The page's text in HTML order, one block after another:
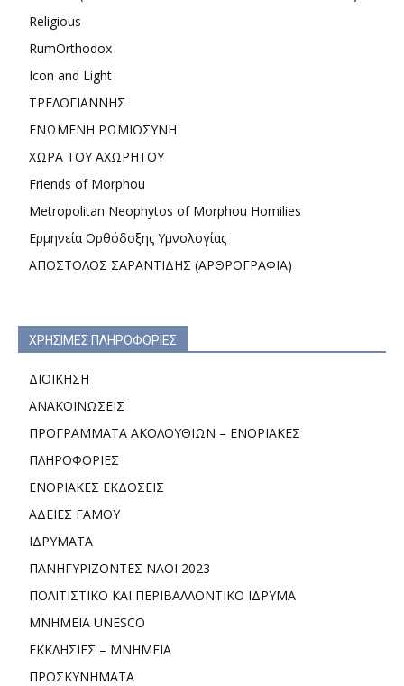
Religious
RumOrthodox
Icon and Light
ΤΡΕΛΟΓΙΑΝΝΗΣ
ΕΝΩΜΕΝΗ ΡΩΜΙΟΣΥΝΗ
ΧΩΡΑ ΤΟΥ ΑΧΩΡΗΤΟΥ
Friends of Morphou
Metropolitan Neophytos of Morphou Homilies
Ερμηνεία Ορθόδοξης Υμνολογίας
ΑΠΟΣΤΟΛΟΣ ΣΑΡΑΝΤΙΔΗΣ (ΑΡΘΡΟΓΡΑΦΙΑ)
ΧΡΗΣΙΜΕΣ ΠΛΗΡΟΦΟΡΙΕΣ
ΔΙΟΙΚΗΣΗ
ΑΝΑΚΟΙΝΩΣΕΙΣ
ΠΡΟΓΡΑΜΜΑΤΑ ΑΚΟΛΟΥΘΙΩΝ – ΕΝΟΡΙΑΚΕΣ
ΠΛΗΡΟΦΟΡΙΕΣ
ΕΝΟΡΙΑΚΕΣ ΕΚΔΟΣΕΙΣ
ΑΔΕΙΕΣ ΓΑΜΟΥ
ΙΔΡΥΜΑΤΑ
ΠΑΝΗΓΥΡΙΖΟΝΤΕΣ ΝΑΟΙ 2023
ΠΟΛΙΤΙΣΤΙΚΟ ΚΑΙ ΠΕΡΙΒΑΛΛΟΝΤΙΚΟ ΙΔΡΥΜΑ
ΜΝΗΜΕΙΑ UNESCO
ΕΚΚΛΗΣΙΕΣ – ΜΝΗΜΕΙΑ
ΠΡΟΣΚΥΝΗΜΑΤΑ